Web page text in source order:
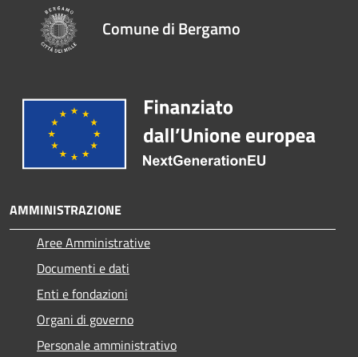
Comune di Bergamo
AMMINISTRAZIONE
Aree Amministrative
Documenti e dati
Enti e fondazioni
Organi di governo
Personale amministrativo